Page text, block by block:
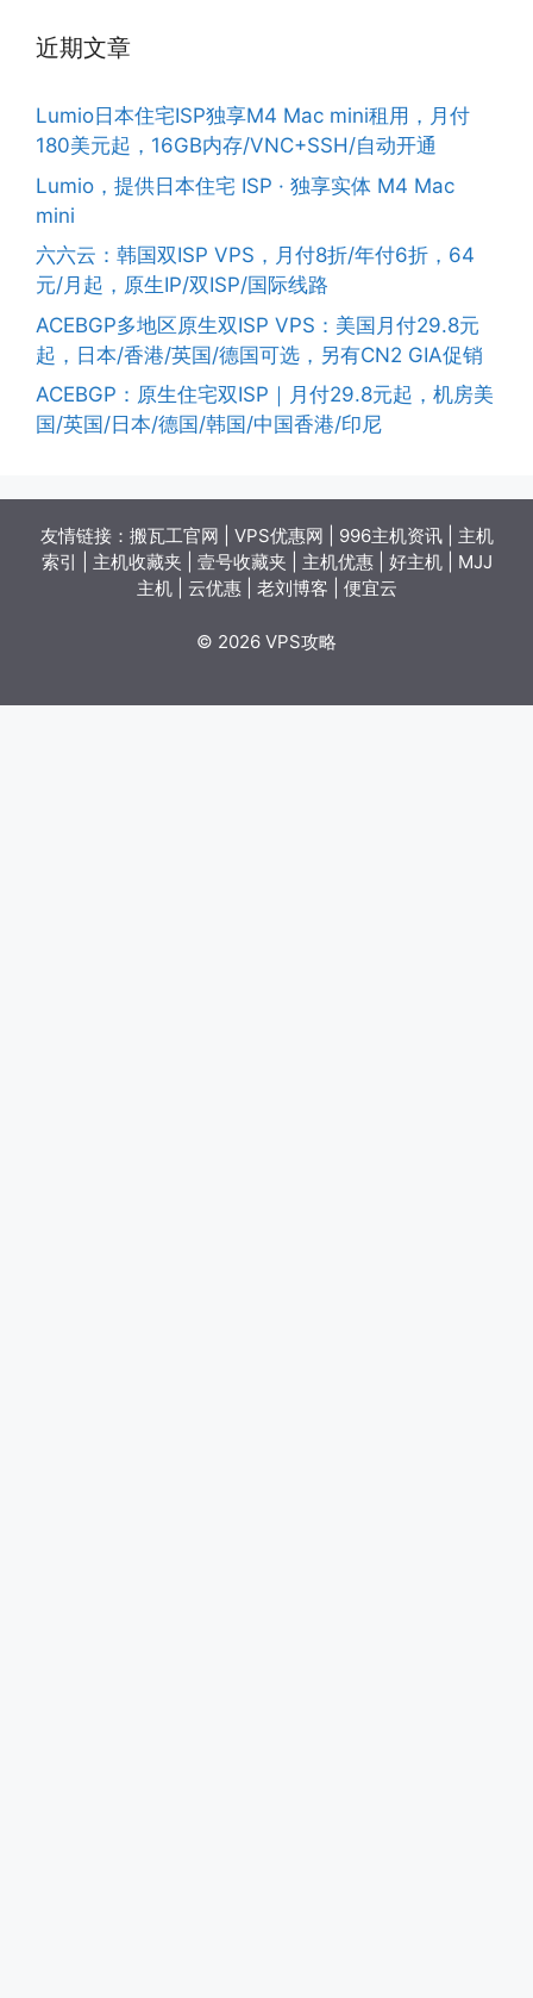
近期文章
Lumio日本住宅ISP独享M4 Mac mini租用，月付
180美元起，16GB内存/VNC+SSH/自动开通
Lumio，提供日本住宅 ISP · 独享实体 M4 Mac
mini
六六云：韩国双ISP VPS，月付8折/年付6折，64
元/月起，原生IP/双ISP/国际线路
ACEBGP多地区原生双ISP VPS：美国月付29.8元
起，日本/香港/英国/德国可选，另有CN2 GIA促销
ACEBGP：原生住宅双ISP｜月付29.8元起，机房美
国/英国/日本/德国/韩国/中国香港/印尼
友情链接： 搬瓦工官网 VPS优惠网 996主机资讯| 主机
索引
主机收藏夹 壹号收藏夹 主机优惠| 好主机| MJJ
主机| 云优惠| 老刘博客 便宜云
© 2026 VPS攻略